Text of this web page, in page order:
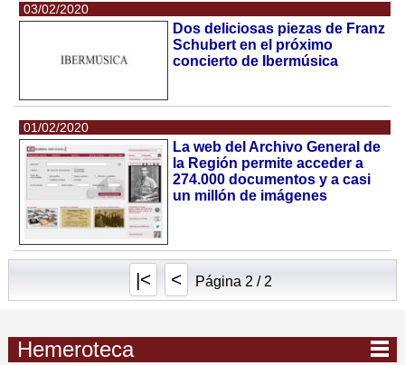
03/02/2020
Dos deliciosas piezas de Franz
Schubert en el próximo
concierto de Ibermúsica
01/02/2020
La web del Archivo General de
la Región permite acceder a
274.000 documentos y a casi
un millón de imágenes
|< < Página 2 / 2
Hemeroteca